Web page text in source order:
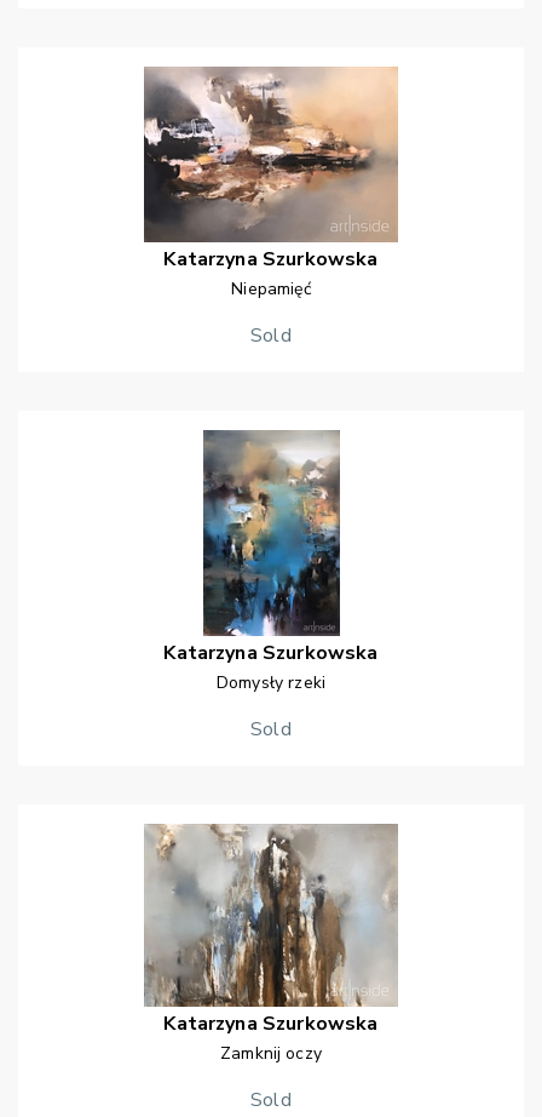
Katarzyna Szurkowska
Niepamięć
Sold
Katarzyna Szurkowska
Domysły rzeki
Sold
Katarzyna Szurkowska
Zamknij oczy
Sold